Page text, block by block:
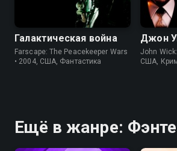
Галактическая война
Farscape: The Peacekeeper Wars
• 2004, США, Фантастика
Джон
John
США,
Ещё в жанре: